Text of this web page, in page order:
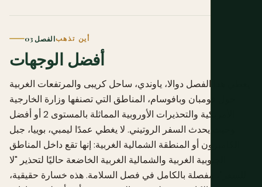
الفصل 03أين تذهب
أفضل الوجهات
يغطي هذا الفصل دوالا، ياوندي، ساحل كريبى والمرتفعات الغربية
حول فومبان وبافوسام، المناطق التي تصنفها وزارة الخارجية
الأمريكية والتحذيرات الأوروبية المماثلة بالمستوى 2 أو أفضل
وحيث يحدث السفر الروتيني. لا يغطي عمدًا ليمبي، بوييا، جبل
الكاميرون أو المنطقة الشمالية الغربية: إنها تقع داخل المناطق
الجنوبية الغربية والشمالية الغربية الخاضعة حاليًا لتحذير "لا
للسفر"، مفصلة بالكامل في فصل السلامة. هذه خسارة حقيقية،